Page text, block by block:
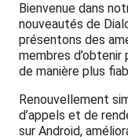
Bienvenue dans
nouveautés de
présentons des
membres
de manière plus
Renouvellement
d’appels et de
sur Android,